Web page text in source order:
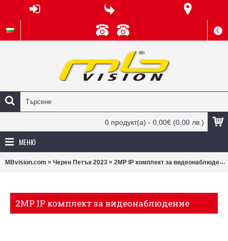
€
0 продукт(а) - 0,00€ (0,00 лв.)
МЕНЮ
MBvision.com » Черен Петък 2023 » 2MP IP комплект за видеонаблюдение
2MP IP комплект за видеонаблюдение